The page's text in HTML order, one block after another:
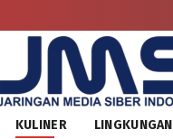
KULINER LINGKUNGAN